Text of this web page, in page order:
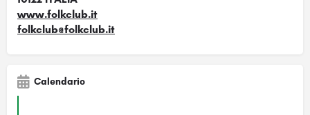
www.folkclub.it
folkclub@folkclub.it
Calendario